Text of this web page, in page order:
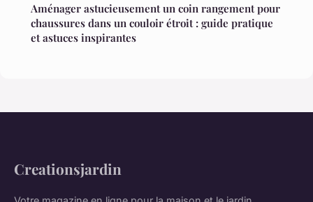
Aménager astucieusement un coin rangement pour
chaussures dans un couloir étroit : guide pratique
et astuces inspirantes
Creationsjardin